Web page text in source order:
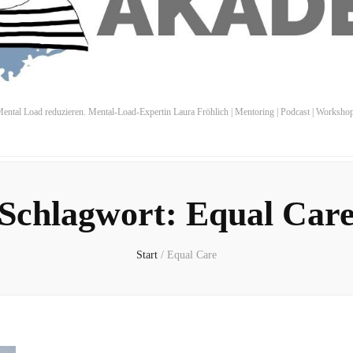
Load reduzieren. Mental-Load-Expertin Laura Fröhlich | Mentoring | Podcast |
Equal
Start / Equal Care